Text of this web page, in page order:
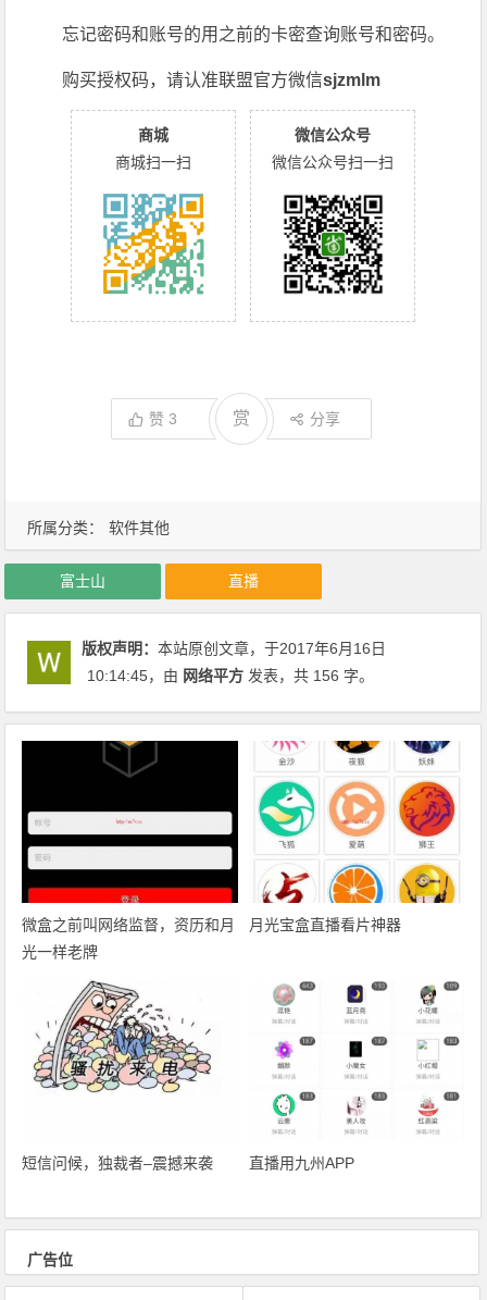
所属分类： 软件其他
忘记密码和账号的用之前的卡密查询账号和密码。
购买授权码，请认准联盟官方微信sjzmlm
商城
商城扫一扫
微信公众号
微信公众号扫一扫
赞3 赏 分享
富士山 直播
版权声明：本站原创文章，于2017年6月16日
10:14:45，由 网络平方 发表，共 156 字。
微盒之前叫网络监督，资历和月
光一样老牌
月光宝盒直播看片神器
短信问候，独裁者–震撼来袭 直播用九州APP
广告位